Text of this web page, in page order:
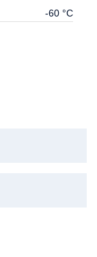
-60 °С